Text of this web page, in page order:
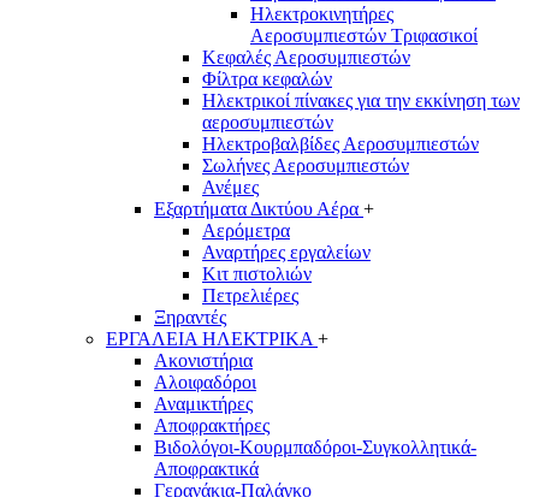
Ηλεκτροκινητήρες
Αεροσυμπιεστών Τριφασικοί
Κεφαλές Αεροσυμπιεστών
Φίλτρα κεφαλών
Ηλεκτρικοί πίνακες για την εκκίνηση των
αεροσυμπιεστών
Ηλεκτροβαλβίδες Αεροσυμπιεστών
Σωλήνες Αεροσυμπιεστών
Ανέμες
Εξαρτήματα Δικτύου Αέρα +
Αερόμετρα
Αναρτήρες εργαλείων
Κιτ πιστολιών
Πετρελιέρες
Ξηραντές
ΕΡΓΑΛΕΙΑ ΗΛΕΚΤΡΙΚΑ +
Ακονιστήρια
Αλοιφαδόροι
Αναμικτήρες
Αποφρακτήρες
Βιδολόγοι-Κουρμπαδόροι-Συγκολλητικά-
Αποφρακτικά
Γερανάκια-Παλάγκο